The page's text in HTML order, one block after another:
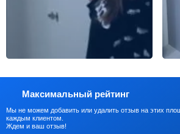
Максимальный рейтинг
Мы не можем добавить или удалить отзыв на этих
каждым клиентом.
Ждем и ваш отзыв!